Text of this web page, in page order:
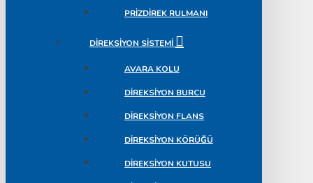
PRIZDIREK RULMANI
DIREKSIYON SISTEMI
AVARA KOLU
DIREKSIYON BURCU
DIREKSIYON FLANS
DIREKSIYON KÖRÜĞÜ
DIREKSIYON KUTUSU